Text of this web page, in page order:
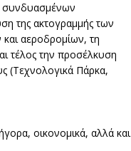
συνδυασμένων
της ακτογραμμής των
αεροδρομίων, τη
τέλος την προσέλκυση
(Τεχνολογικά Πάρκα,
οικονομικά, αλλά και